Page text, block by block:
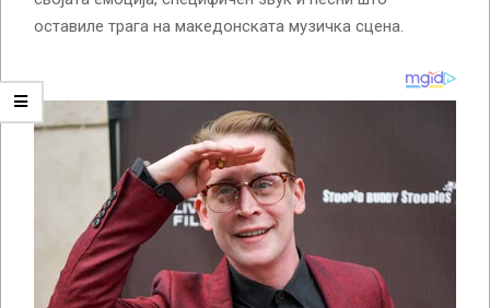
оставиле трага на македонската музичка сцена.